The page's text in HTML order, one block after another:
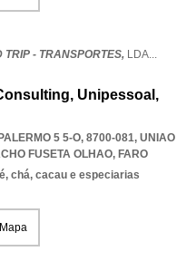
TRIP - TRANSPORTES, LDA...
Unipessoal,
5 5-O, 8700-081, UNIAO
FUSETA OLHAO, FARO
chá, cacau e especiarias